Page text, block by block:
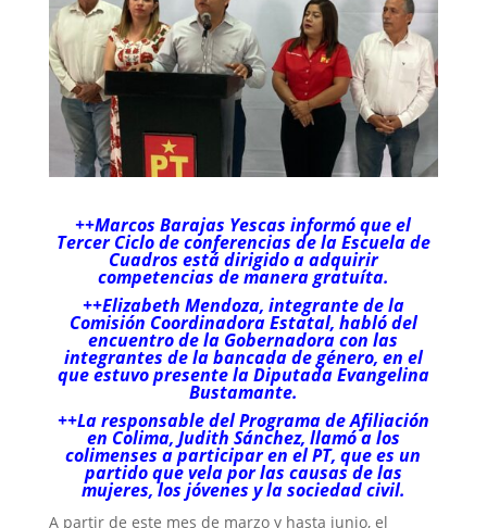
++Marcos Barajas Yescas informó que el
Tercer Ciclo de conferencias de la Escuela de
Cuadros está dirigido a adquirir
competencias de manera gratuíta.
++Elizabeth Mendoza, integrante de la
Comisión Coordinadora Estatal, habló del
encuentro de la Gobernadora con las
integrantes de la bancada de género, en el
que estuvo presente la Diputada Evangelina
Bustamante.
++La responsable del Programa de Afiliación
en Colima, Judith Sánchez, llamó a los
colimenses a participar en el PT, que es un
partido que vela por las causas de las
mujeres, los jóvenes y la sociedad civil.
A partir de este mes de marzo y hasta junio, el